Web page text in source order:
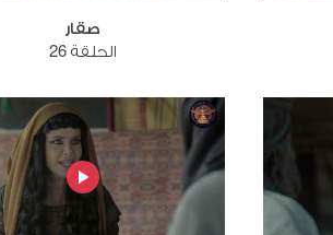
صقار
الحلقة 26